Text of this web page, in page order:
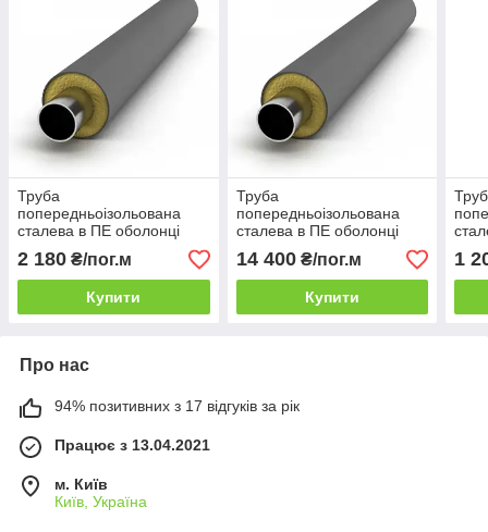
Труба
попередньоізольована
сталева в ПЕ оболонці
ф89/160 мм
2 180 ₴/пог.м
Купити
Труба
попередньоізольована
сталева в ПЕ оболонці
ф325/450 мм
14 400₴/пог.м
Купити
1
Про нас
94% позитивних з 17 відгуків за рік
Працює з 13.04.2021
м. Київ
Київ, Україна